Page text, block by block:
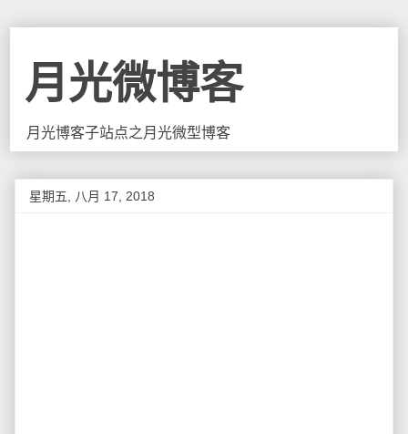
月光微博客
月光博客子站点之月光微型博客
星期五, 八月 17, 2018